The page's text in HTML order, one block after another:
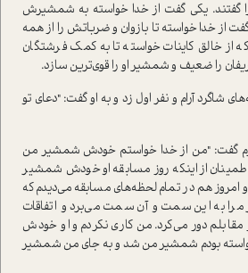
گفتند. یکی گفت از خدا خواسته به شمشیرش
از خدا خواسته تا بازوان و ضرباتش را از همه
از خالق کاینات خواسته تا به کمک فرشتگان
را ضعیف و شمشیر او را قوی‌ترین سازد.
شاگرد آرام و نفر اول زد و به او گفت: "دعای تو
گفت: "من از خدا خواستم خودش شمشیر من
از اینکه روز مسابقه او خودش شمشیر
امروز هم در تمام لحظه‌های مسابقه می‌دیدم که
به این سمت و آن سمت می‌برد و اتفاقات
مقابلم دور می‌کرد. من کاری نکردم و او خودش
بودم شمشیر من شد و به جای من شمشیر